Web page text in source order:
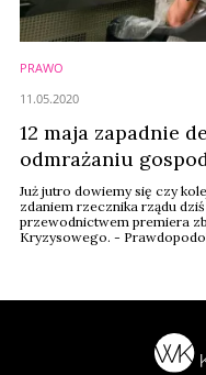
PRAWO
12 maja zapadnie
odmrażaniu
Już jutro dowiemy się czy
zdaniem rzecznika rządu
przewodnictwem premiera
Kryzysowego. -
11.05.2020